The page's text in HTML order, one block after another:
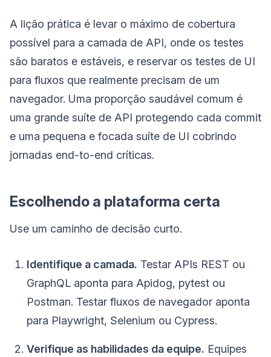
A lição prática é levar o máximo de cobertura
possível para a camada de API, onde os testes
são baratos e estáveis, e reservar os testes de UI
para fluxos que realmente precisam de um
navegador. Uma proporção saudável comum é
uma grande suíte de API protegendo cada commit
e uma pequena e focada suíte de UI cobrindo
jornadas end-to-end críticas.
Escolhendo a plataforma certa
Use um caminho de decisão curto.
Identifique a camada. Testar APIs REST ou
GraphQL aponta para Apidog, pytest ou
Postman. Testar fluxos de navegador aponta
para Playwright, Selenium ou Cypress.
Verifique as habilidades da equipe. Equipes